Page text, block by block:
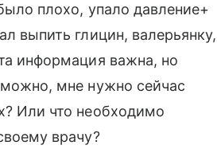
плохо, упало давление+
выпить глицин, валерьянку,
информация важна, но
мне нужно сейчас
Или что необходимо
врачу?